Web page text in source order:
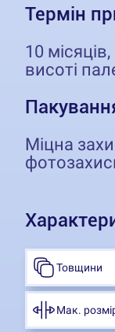
Термін
10
висоті
Міцна
Товщини
Мак.